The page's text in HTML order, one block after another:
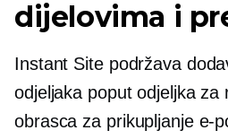
dijelovima i
Instant Site podržava
odjeljaka poput odjeljka za
obrasca za prikupljanje e-